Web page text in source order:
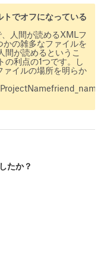
でオフになっている
人間が読めるXMLフ
かの雑多なファイルを
が読めるというこ
の利点の1つです。し
イルの場所を明らか
たか？